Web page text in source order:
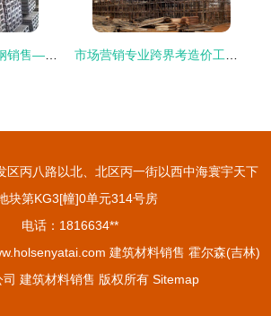
区丙八路以北、北区丙一街以西中海寰宇天下
块第KG3[幢]0单元314号房
电话：1816634**
建筑材料销售 霍尔森(吉林)
建筑材料销售 版权所有 Sitemap